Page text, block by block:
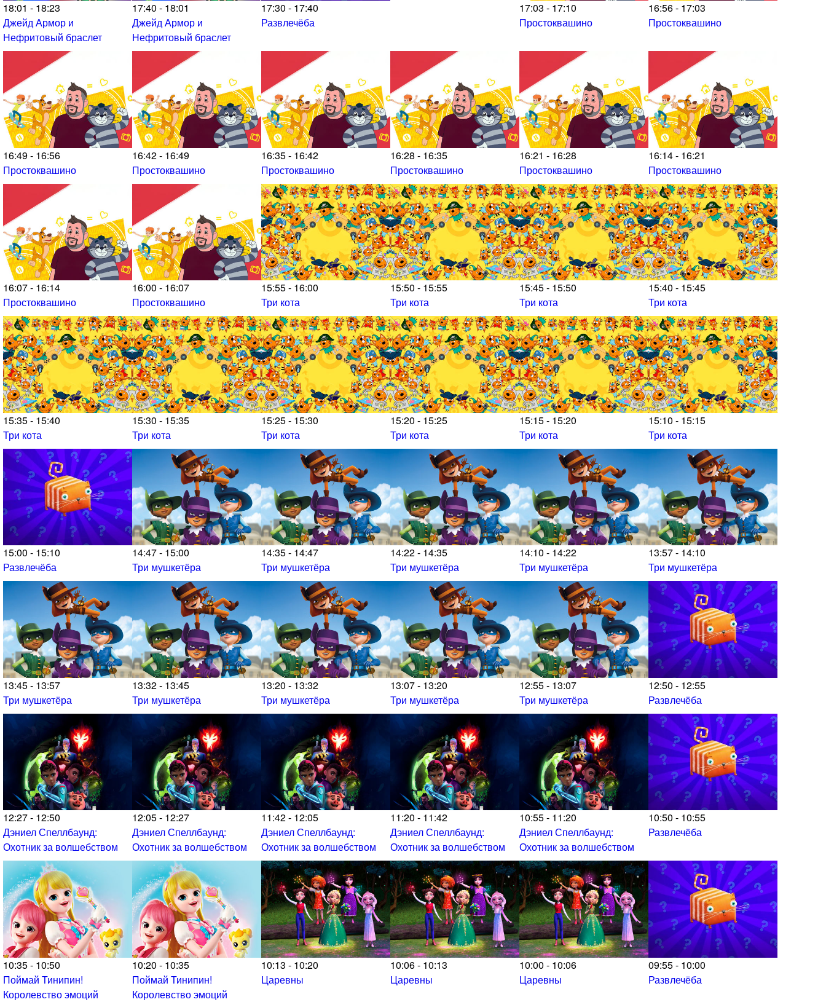
18:01 - 18:23
Джейд Армор и
Нефритовый браслет
17:40 - 18:01
Джейд Армор и
Нефритовый браслет
17:30 - 17:40
Развлечёба
17:03 - 17:10
Простоквашино
16:56 - 17:03
Простоквашино
16:49 - 16:56
Простоквашино
16:42 - 16:49
Простоквашино
16:35 - 16:42
Простоквашино
16:28 - 16:35
Простоквашино
16:21 - 16:28
Простоквашино
16:14 - 16:21
Простоквашино
16:07 - 16:14
Простоквашино
16:00 - 16:07
Простоквашино
15:55 - 16:00
Три кота
15:50 - 15:55
Три кота
15:45 - 15:50
Три кота
15:40 - 15:45
Три кота
15:35 - 15:40
Три кота
15:30 - 15:35
Три кота
15:25 - 15:30
Три кота
15:20 - 15:25
Три кота
15:15 - 15:20
Три кота
15:10 - 15:15
Три кота
15:00 - 15:10
Развлечёба
14:47 - 15:00
Три мушкетёра
14:35 - 14:47
Три мушкетёра
14:22 - 14:35
Три мушкетёра
14:10 - 14:22
Три мушкетёра
13:57 - 14:10
Три мушкетёра
13:45 - 13:57
Три мушкетёра
13:32 - 13:45
Три мушкетёра
13:20 - 13:32
Три мушкетёра
13:07 - 13:20
Три мушкетёра
12:55 - 13:07
Три мушкетёра
12:50 - 12:55
Развлечёба
12:27 - 12:50
Дэниел Спеллбаунд:
Охотник за волшебством
12:05 - 12:27
Дэниел Спеллбаунд:
Охотник за волшебством
11:42 - 12:05
Дэниел Спеллбаунд:
Охотник за волшебством
11:20 - 11:42
Дэниел Спеллбаунд:
Охотник за волшебством
10:55 - 11:20
Дэниел Спеллбаунд:
Охотник за волшебством
10:50 - 10:55
Развлечёба
10:35 - 10:50
Поймай Тинипин!
Королевство эмоций
10:20 - 10:35
Поймай Тинипин!
Королевство эмоций
10:13 - 10:20
Царевны
10:06 - 10:13
Царевны
10:00 - 10:06
Царевны
09:55 - 10:00
Развлечёба